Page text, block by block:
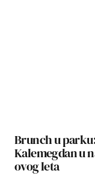
Brunch u
Kalemegdan u
ovog leta